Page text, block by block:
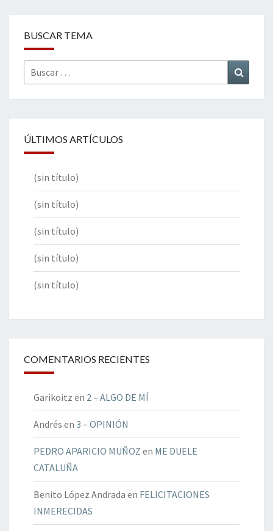
BUSCAR TEMA
Buscar
por:
ÚLTIMOS ARTÍCULOS
(sin título)
(sin título)
(sin título)
(sin título)
(sin título)
COMENTARIOS RECIENTES
Garikoitz en 2 – ALGO DE MÍ
Andrés en 3 – OPINIÓN
PEDRO APARICIO MUÑOZ en ME DUELE
CATALUÑA
Benito López Andrada en FELICITACIONES
INMERECIDAS